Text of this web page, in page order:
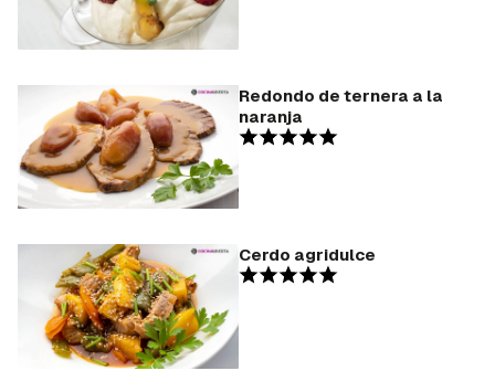
Redondo de ternera a la
naranja
Cerdo agridulce